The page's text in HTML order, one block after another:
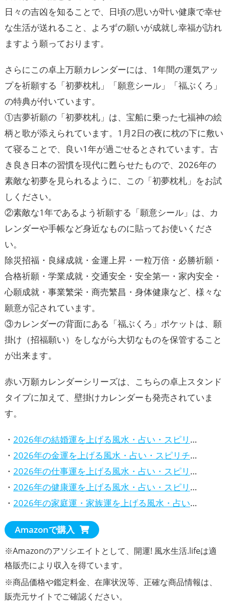
日々の吉凶を知ることで、日頃の思いが叶い健康で幸せ
な生活が送れること、よろずの願いが成就し幸福が訪れ
ますよう願っております。
さらにこの卓上万願カレンダーには、1年間の運気アッ
プを祈願する「初夢枕札」「願意シール」「福ぶくろ」
の特典が付いています。
①吉夢祈願の「初夢枕札」は、宝船に乗った七福神の絵
柄と歌が添えられています。1月2日の夜に枕の下に敷い
て寝ることで、良い1年が過ごせるとされています。古
き良き日本の習慣を現代に甦らせたもので、2026年の
素敵な初夢を見られるように、この「初夢枕札」をお試
しください。
②素敵な1年であるよう祈願する「願意シール」は、カ
レンダーや手帳など身近なものに貼ってお使いくださ
い。
除災招福・良縁成就・金運上昇・一粒万倍・必勝祈願・
合格祈願・学業成就・交通安全・安全第一・家内安全・
心願成就・事業繁栄・商売繁昌・身体健康など、様々な
願意が記されています。
③カレンダーの背面にある「福ぶくろ」ポケットは、願
掛け（招福願い）をしながら大切なものを保管すること
が出来ます。
赤い万願カレンダーシリーズは、こちらの卓上スタンド
タイプに加えて、壁掛けカレンダーも発売されていま
す。
・ 2026年の結婚運を上げる風水・占い・スピリチュアルな方法
・ 2026年の金運を上げる風水・占い・スピリチュアルな方法
・ 2026年の仕事運を上げる風水・占い・スピリチュアルな方法
・ 2026年の健康運を上げる風水・占い・スピリチュアルな方法
・ 2026年の家庭運・家族運を上げる風水・占い・スピリチュアルな方法
Amazonで購入
※Amazonのアソシエイトとして、開運! 風水生活.lifeは適
格販売により収入を得ています。
※商品価格や鑑定料金、在庫状況等、正確な商品情報は、
販売元サイトでご確認ください。